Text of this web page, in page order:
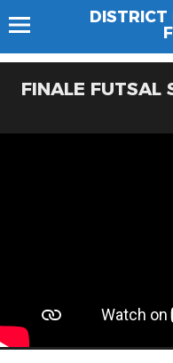
FINALE FUTSAL